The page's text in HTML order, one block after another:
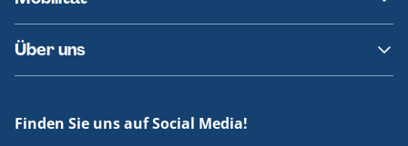
Fundsachen
Häufige Fragen
Barrierefreies Reisen
Erklärung Barrierefreiheit
Über uns
Offenlegungen
Finden Sie uns auf Social Media!